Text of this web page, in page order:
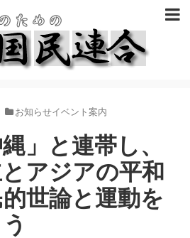
お知らせイベント案内
」と連帯し、
アジアの平和
世論と運動を